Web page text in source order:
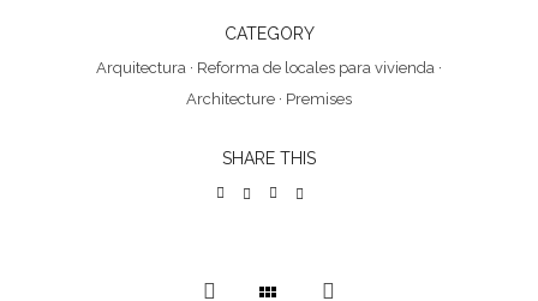
CATEGORY
Arquitectura · Reforma de locales para vivienda ·
Architecture · Premises
SHARE THIS